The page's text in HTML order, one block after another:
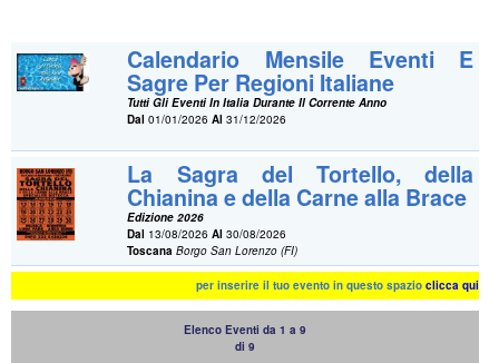
Calendario Mensile Eventi E
Sagre Per Regioni Italiane
Tutti Gli Eventi In Italia Durante Il Corrente Anno
Dal 01/01/2026Al 31/12/2026
La Sagra del Tortello, della
Chianina e della Carne alla Brace
Edizione 2026
Dal 13/08/2026Al 30/08/2026
Toscana Borgo San Lorenzo (FI)
per inserire il tuo evento in questo spazioclicca qui
Elenco Eventi da 1 a 9
di 9